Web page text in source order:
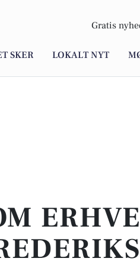
Gratis
SKER LOKALT NYT